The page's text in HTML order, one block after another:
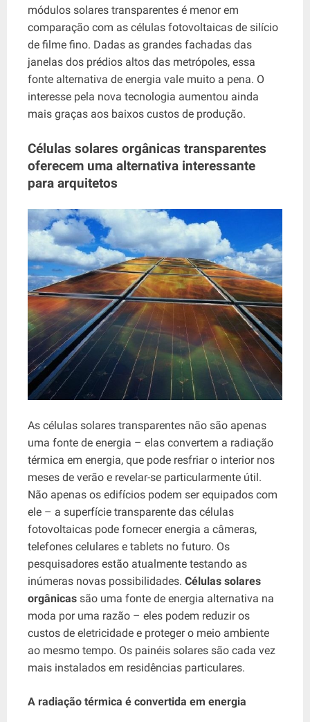
módulos solares transparentes é menor em
comparação com as células fotovoltaicas de silício
de filme fino. Dadas as grandes fachadas das
janelas dos prédios altos das metrópoles, essa
fonte alternativa de energia vale muito a pena. O
interesse pela nova tecnologia aumentou ainda
mais graças aos baixos custos de produção.
Células solares orgânicas transparentes
oferecem uma alternativa interessante
para arquitetos
As células solares transparentes não são apenas
uma fonte de energia – elas convertem a radiação
térmica em energia, que pode resfriar o interior nos
meses de verão e revelar-se particularmente útil.
Não apenas os edifícios podem ser equipados com
ele – a superfície transparente das células
fotovoltaicas pode fornecer energia a câmeras,
telefones celulares e tablets no futuro. Os
pesquisadores estão atualmente testando as
inúmeras novas possibilidades. Células solares
orgânicas são uma fonte de energia alternativa na
moda por uma razão – eles podem reduzir os
custos de eletricidade e proteger o meio ambiente
ao mesmo tempo. Os painéis solares são cada vez
mais instalados em residências particulares.
A radiação térmica é convertida em energia